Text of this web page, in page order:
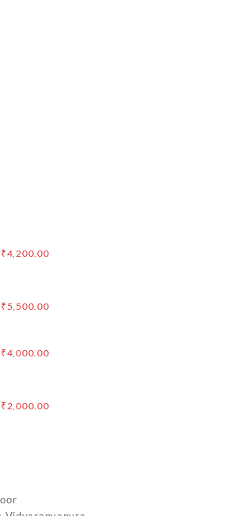
Original
₹5,000.00.
₹4,200.00Current
Original
₹6,200.00.
₹ 5,500.00Current
₹5,500.00.
Original
₹5,000.00.
₹4,000.00Current
Original
₹2,000.00Current